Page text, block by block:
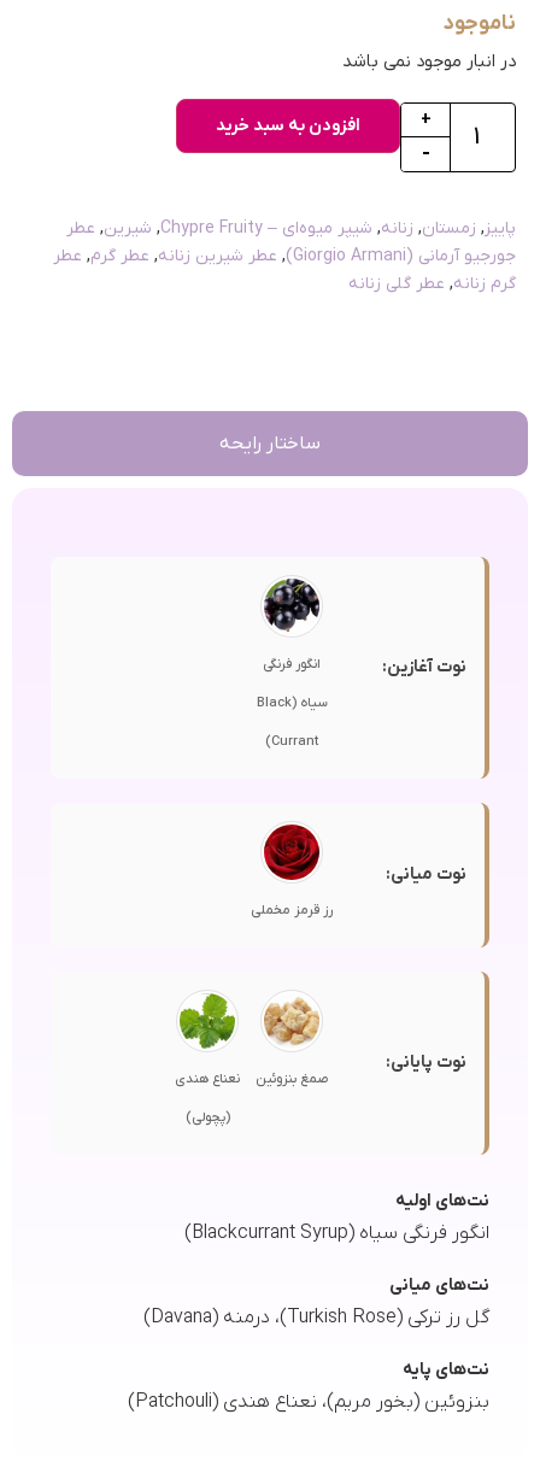
ناموجود
در انبار موجود نمی باشد
-
+ افزودن به سبد خرید
پاییز, زمستان, زنانه, شیپر میوه‌ای – Chypre Fruity , شیرین, عطر
جورجیو آرمانی (Giorgio Armani)
, عطر شیرین زنانه, عطر گرم, عطر
گرم زنانه, عطر گلی زنانه
ساختار رایحه
نوت آغازین: انگور فرنگی
سیاه (Black
Currant)
نوت میانی:
رز قرمز مخملی
نوت پایانی:
صمغ بنزوئین نعناع هندی
(پچولی)
نت‌های اولیه
انگور فرنگی سیاه (Blackcurrant Syrup)
نت‌های میانی
گل رز ترکی (Turkish Rose)، درمنه (Davana)
نت‌های پایه
بنزوئین (بخور مریم)، نعناع هندی (Patchouli)